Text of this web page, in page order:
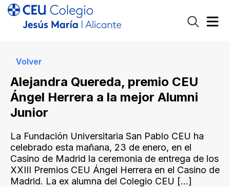
Volver
Alejandra Quereda, premio CEU
Ángel Herrera a la mejor Alumni
Junior
La Fundación Universitaria San Pablo CEU ha
celebrado esta mañana, 23 de enero, en el
Casino de Madrid la ceremonia de entrega de los
XXIII Premios CEU Ángel Herrera en el Casino de
Madrid. La ex alumna del Colegio CEU […]